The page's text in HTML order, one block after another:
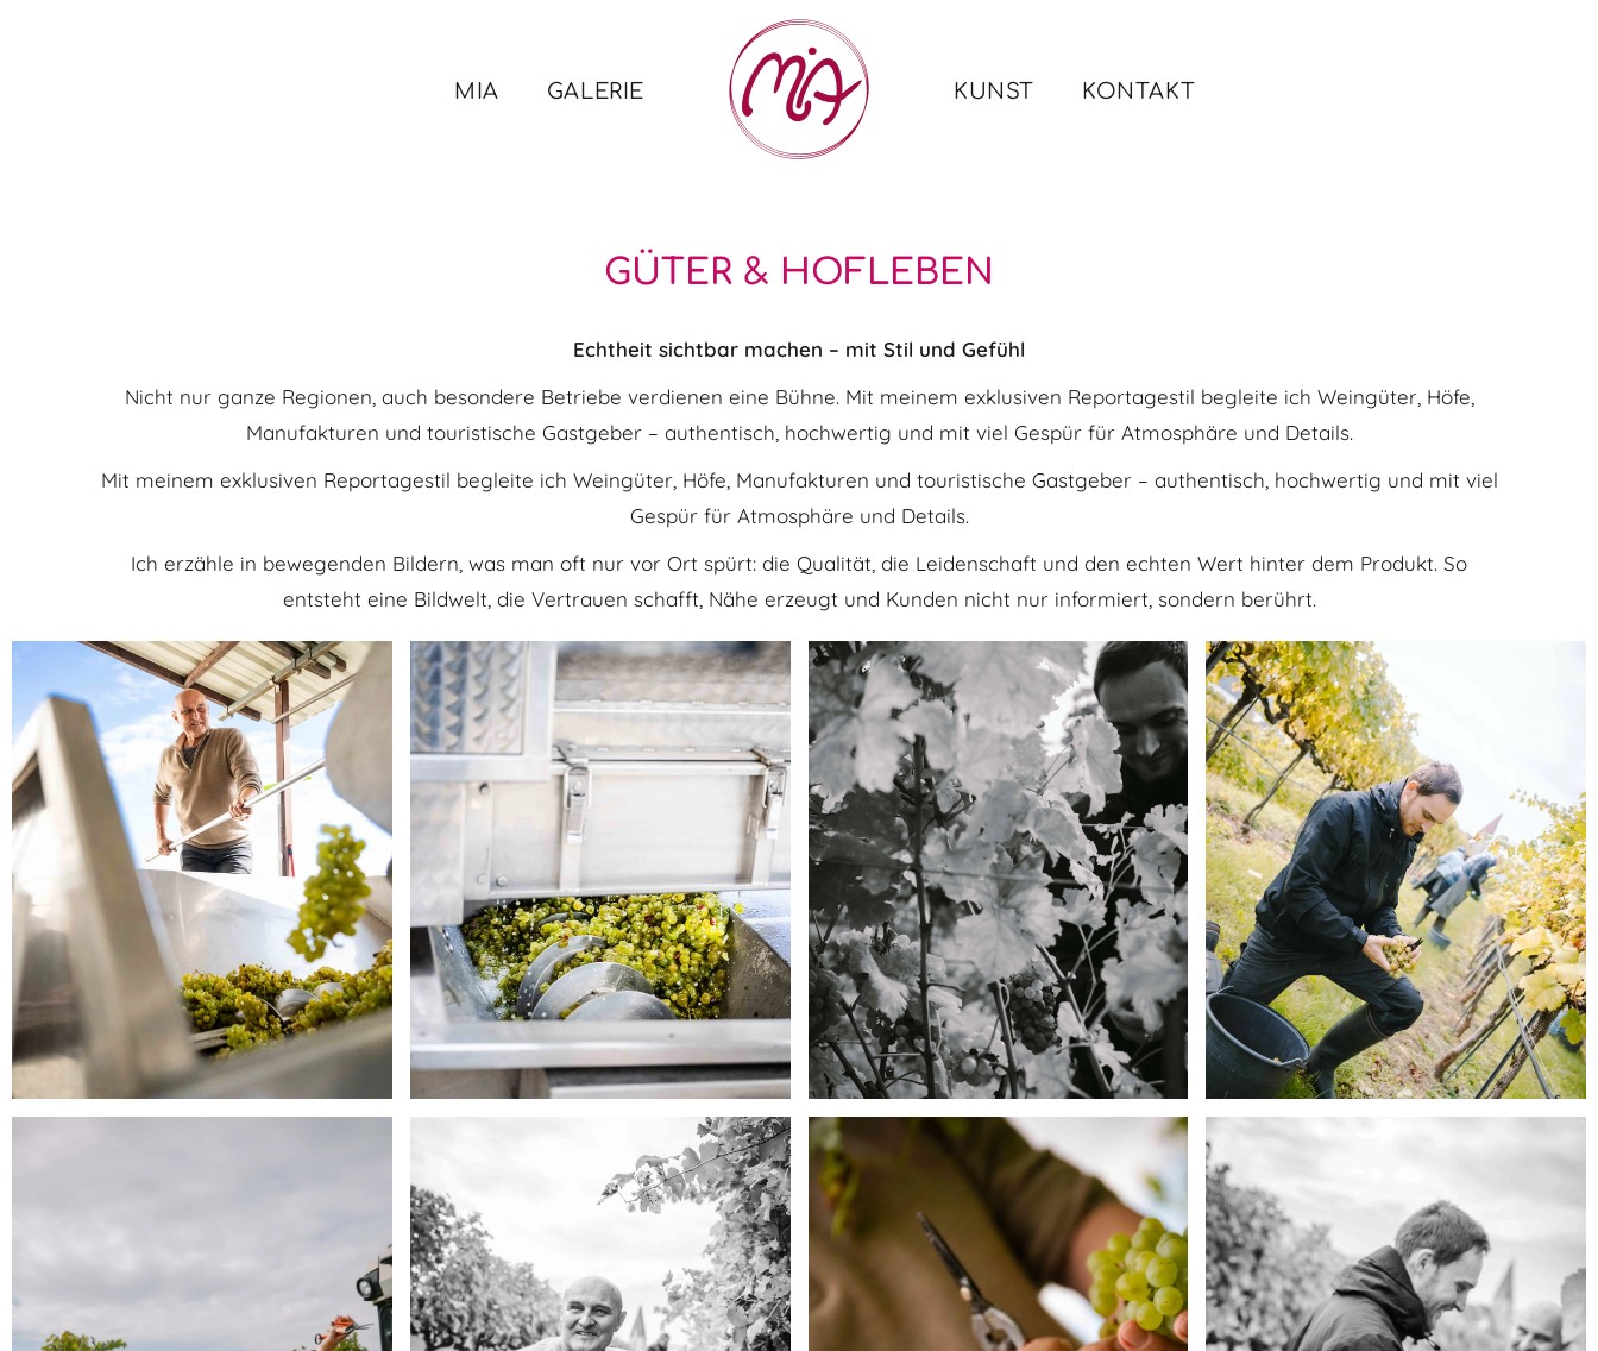
MIA GALERIE KUNST KONTAKT
GÜTER & HOFLEBEN
Echtheit sichtbar machen – mit Stil und Gefühl
Nicht nur ganze Regionen, auch besondere Betriebe verdienen eine Bühne. Mit meinem exklusiven Reportagestil begleite ich Weingüter, Höfe,
Manufakturen und touristische Gastgeber – authentisch, hochwertig und mit viel Gespür für Atmosphäre und Details.
Mit meinem exklusiven Reportagestil begleite ich Weingüter, Höfe, Manufakturen und touristische Gastgeber – authentisch, hochwertig und mit viel
Gespür für Atmosphäre und Details.
Ich erzähle in bewegenden Bildern, was man oft nur vor Ort spürt: die Qualität, die Leidenschaft und den echten Wert hinter dem Produkt. So
entsteht eine Bildwelt, die Vertrauen schafft, Nähe erzeugt und Kunden nicht nur informiert, sondern berührt.